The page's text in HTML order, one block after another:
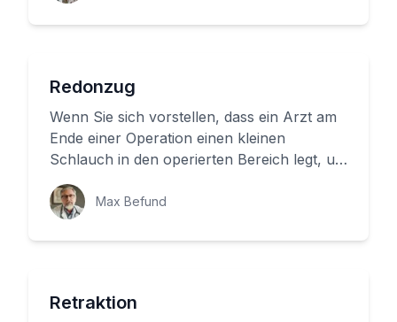
Redonzug
Wenn Sie sich vorstellen, dass ein Arzt am
Ende einer Operation einen kleinen
Schlauch in den operierten Bereich legt, um
Flüssigkeit aus der Wunde ab...
Max Befund
Retraktion